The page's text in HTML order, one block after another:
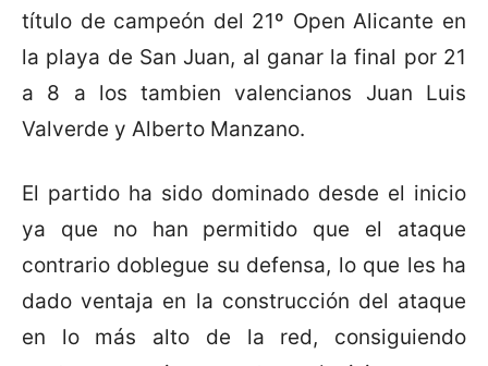
título de campeón del 21º Open Alicante en
la playa de San Juan, al ganar la final por 21
a 8 a los tambien valencianos Juan Luis
Valverde y Alberto Manzano.
El partido ha sido dominado desde el inicio
ya que no han permitido que el ataque
contrario doblegue su defensa, lo que les ha
dado ventaja en la construcción del ataque
en lo más alto de la red, consiguiendo